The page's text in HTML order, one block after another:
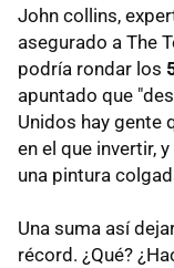
John collins,
asegurado a The
podría rondar los
apuntado que
Unidos hay gente
en el que invertir,
una pintura
Una suma así
récord. ¿Qué?